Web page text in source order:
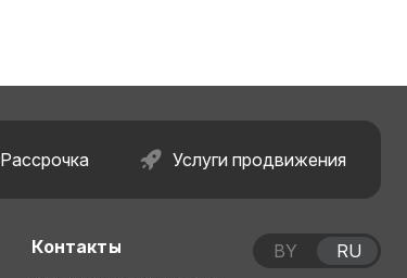
Рассрочка Услуги продвижения
Контакты BY RU